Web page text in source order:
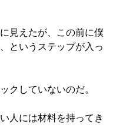
見えたが、この前に僕
というステップが入っ
クしていないのだ。
人には材料を持ってき